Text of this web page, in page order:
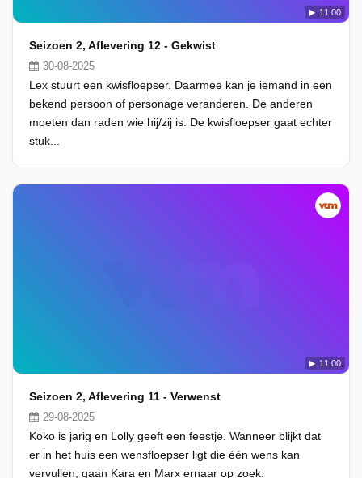
11:00
Seizoen 2, Aflevering 12 - Gekwist
30-08-2025
Lex stuurt een kwisfloepser. Daarmee kan je iemand in een
bekend persoon of personage veranderen. De anderen
moeten dan raden wie hij/zij is. De kwisfloepser gaat echter
stuk...
11:00
Seizoen 2, Aflevering 11 - Verwenst
29-08-2025
Koko is jarig en Lolly geeft een feestje. Wanneer blijkt dat
er in het huis een wensfloepser ligt die één wens kan
vervullen, gaan Kara en Marx ernaar op zoek.